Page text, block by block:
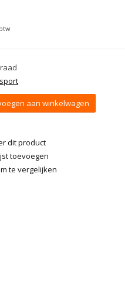
aan winkelwagen
dit product
toevoegen
te vergelijken